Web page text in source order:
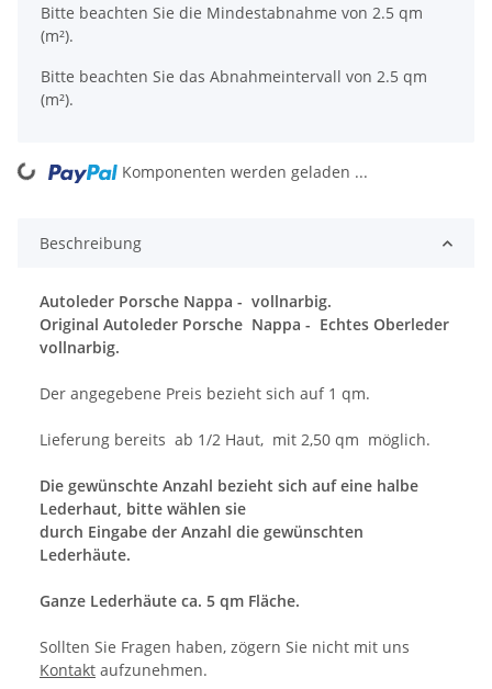
x
Bitte beachten Sie die Mindestabnahme von 2.5 qm
(m²).
Bitte beachten Sie das Abnahmeintervall von 2.5 qm
(m²).
Komponenten werden geladen ...
Beschreibung
Autoleder Porsche Nappa - vollnarbig.
Original Autoleder Porsche Nappa - Echtes Oberleder
vollnarbig.
Der angegebene Preis bezieht sich auf 1 qm.
Lieferung bereits ab 1/2 Haut, mit 2,50 qm möglich.
Die gewünschte Anzahl bezieht sich auf eine halbe
Lederhaut, bitte wählen sie
durch Eingabe der Anzahl die gewünschten
Lederhäute.
Ganze Lederhäute ca. 5 qm Fläche.
Sollten Sie Fragen haben, zögern Sie nicht mit uns
Kontakt aufzunehmen.